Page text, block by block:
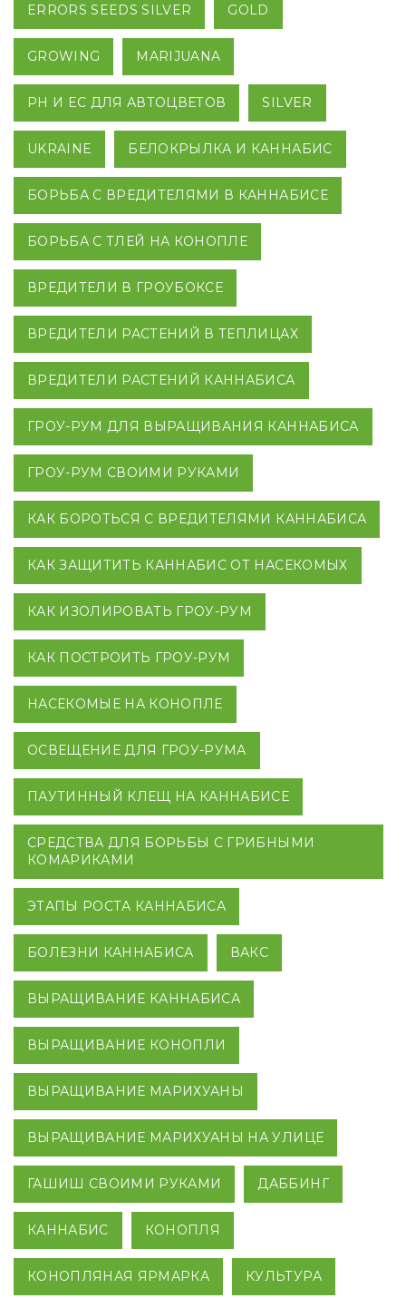
ERRORS SEEDS SILVER GOLD
GROWING MARIJUANA
PH И EC ДЛЯ АВТОЦВЕТОВ SILVER
UKRAINE БЕЛОКРЫЛКА И КАННАБИС
БОРЬБА С ВРЕДИТЕЛЯМИ В КАННАБИСЕ
БОРЬБА С ТЛЕЙ НА КОНОПЛЕ
ВРЕДИТЕЛИ В ГРОУБОКСЕ
ВРЕДИТЕЛИ РАСТЕНИЙ В ТЕПЛИЦАХ
ВРЕДИТЕЛИ РАСТЕНИЙ КАННАБИСА
ГРОУ-РУМ ДЛЯ ВЫРАЩИВАНИЯ КАННАБИСА
ГРОУ-РУМ СВОИМИ РУКАМИ
КАК БОРОТЬСЯ С ВРЕДИТЕЛЯМИ КАННАБИСА
КАК ЗАЩИТИТЬ КАННАБИС ОТ НАСЕКОМЫХ
КАК ИЗОЛИРОВАТЬ ГРОУ-РУМ
КАК ПОСТРОИТЬ ГРОУ-РУМ
НАСЕКОМЫЕ НА КОНОПЛЕ
ОСВЕЩЕНИЕ ДЛЯ ГРОУ-РУМА
ПАУТИННЫЙ КЛЕЩ НА КАННАБИСЕ
СРЕДСТВА ДЛЯ БОРЬБЫ С ГРИБНЫМИ
КОМАРИКАМИ
ЭТАПЫ РОСТА КАННАБИСА
БОЛЕЗНИ КАННАБИСА ВАКС
ВЫРАЩИВАНИЕ КАННАБИСА
ВЫРАЩИВАНИЕ КОНОПЛИ
ВЫРАЩИВАНИЕ МАРИХУАНЫ
ВЫРАЩИВАНИЕ МАРИХУАНЫ НА УЛИЦЕ
ГАШИШ СВОИМИ РУКАМИ ДАББИНГ
КАННАБИС КОНОПЛЯ
КОНОПЛЯНАЯ ЯРМАРКА КУЛЬТУРА